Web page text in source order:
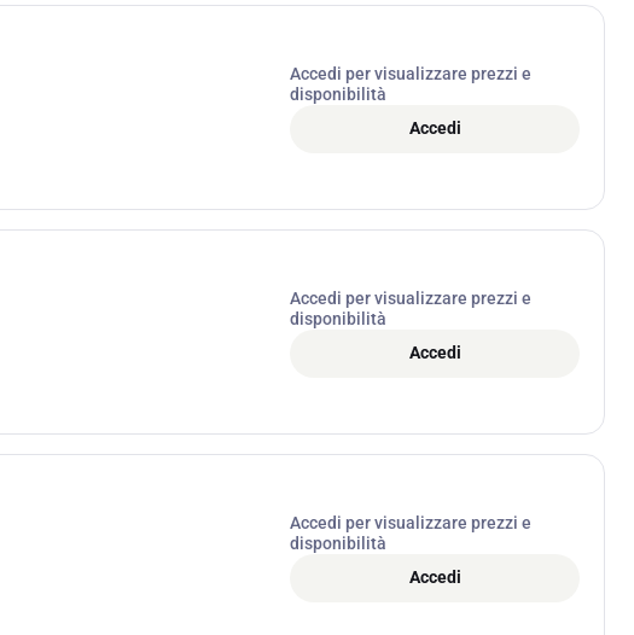
Accedi per visualizzare prezzi e
disponibilità
Accedi
Accedi per visualizzare prezzi e
disponibilità
Accedi
Accedi per visualizzare prezzi e
disponibilità
Accedi